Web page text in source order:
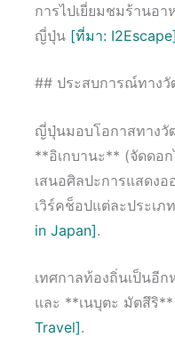
การไปเยี่ยมชมร้านอ
ญี่ปุ่น [ที่มา: I2Escape]
## ประสบการณ์ทาง
ญี่ปุ่นมอบโอกาสทางวั
**อิเกบานะ** (จัดดอ
เสนอศิลปะการแสดง
เวิร์คช็อปแต่ละประเ
in Japan].
เทศกาลท้องถิ่นเป็นอี
และ **เนบุตะ มัตสึริ
Travel].